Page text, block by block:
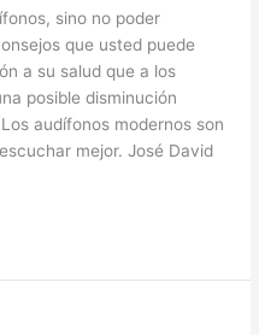
sino no poder
que usted puede
a su salud que a los
posible disminución
audífonos modernos son
mejor. José David